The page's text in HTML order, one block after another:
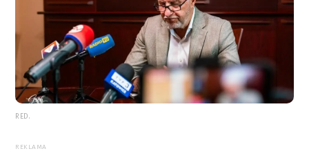
RED.
REKLAMA